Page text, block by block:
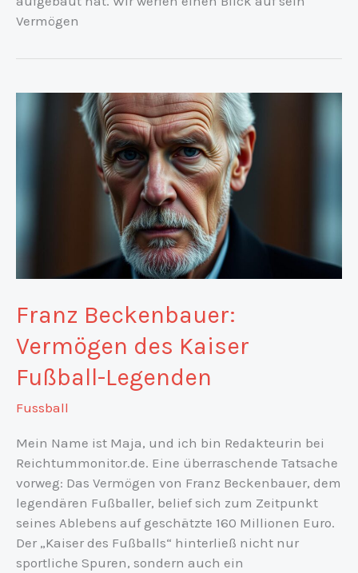
Vermögen
Franz Beckenbauer:
Vermögen des Kaiser
Fußball-Legenden
Fussball
Mein Name ist Maja, und ich bin Redakteurin bei
Reichtummonitor.de. Eine überraschende Tatsache
vorweg: Das Vermögen von Franz Beckenbauer, dem
legendären Fußballer, belief sich zum Zeitpunkt
seines Ablebens auf geschätzte 160 Millionen Euro.
Der „Kaiser des Fußballs“ hinterließ nicht nur
sportliche Spuren, sondern auch ein